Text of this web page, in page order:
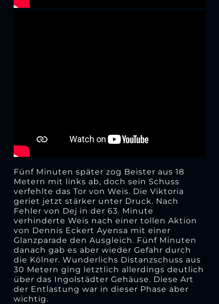
Fünf Minuten später zog Beister aus 18
Metern mit links ab, doch sein Schuss
verfehlte das Tor von Weis. Die Viktoria
geriet jetzt stärker unter Druck. Nach
Fehler von Dej in der 63. Minute
verhinderte Weis nach einer tollen Aktion
von Dennis Eckert Ayensa mit einer
Glanzparade den Ausgleich. Fünf Minuten
danach gab es aber wieder Gefahr durch
die Kölner. Wunderlichs Distanzschuss aus
30 Metern ging letztlich allerdings deutlich
über das Ingolstädter Gehäuse. Diese Art
der Entlastung war in dieser Phase aber
wichtig.